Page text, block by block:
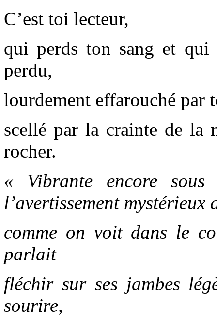
C’est toi lecteur,
qui perds ton sang et
perdu,
lourdement effarouché par
scellé par la crainte de la
rocher.
« Vibrante encore
l’avertissement mystérieux
comme on voit dans le
parlait
fléchir sur ses jambes
sourire,